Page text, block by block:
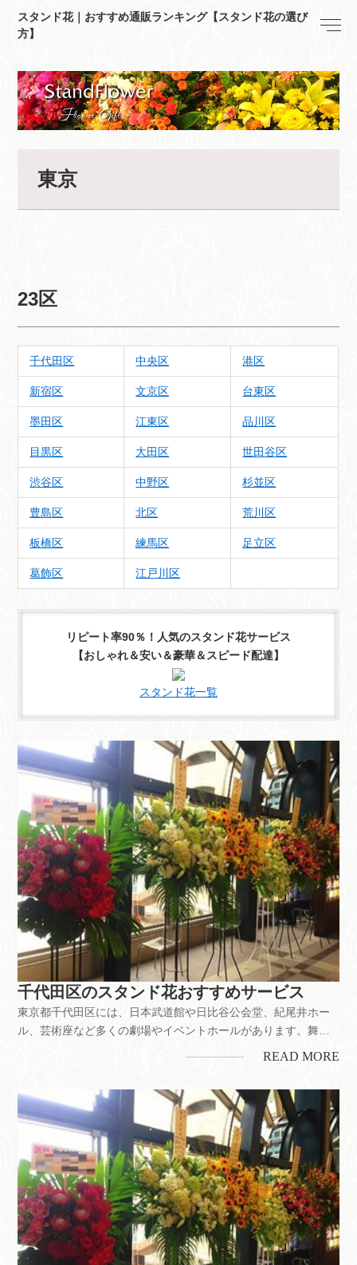
スタンド花｜おすすめ通販ランキング【スタンド花の選び
方】
東京
23区
千代田区 中央区 港区
新宿区 文京区 台東区
墨田区 江東区 品川区
目黒区 大田区 世田谷区
渋谷区 中野区 杉並区
豊島区 北区 荒川区
板橋区 練馬区 足立区
葛飾区 江戸川区
リピート率90％！人気のスタンド花サービス
【おしゃれ＆安い＆豪華＆スピード配達】
スタンド花一覧
千代田区のスタンド花おすすめサービス
東京都千代田区には、日本武道館や日比谷公会堂、紀尾井ホー
ル、芸術座など多くの劇場やイベントホールがあります。舞台
公演のお祝いをはじめ、お店の開業・開店のお祝いなどにもス
があります。花を贈...
READ MORE